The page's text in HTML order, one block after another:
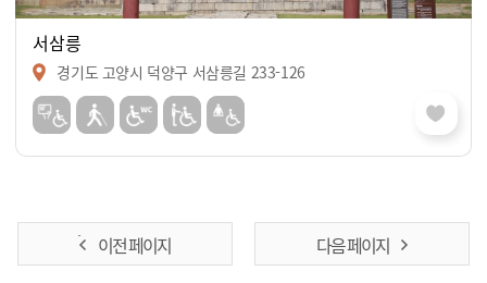
서삼릉
경기도 고양시 덕양구 서삼릉길 233-126
이전 페이지 다음 페이지